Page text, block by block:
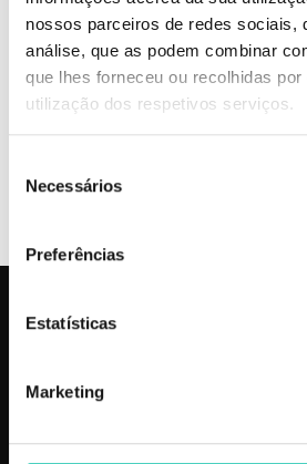
nossos parceiros de redes sociais,
análise, que as podem combinar
que lhes forneceu ou recolhidas
utilização dos respetivos serviços.
Necessários
Preferências
Estatísticas
Marketing
OPINIÕES
sua visualização.
Desta forma, não nos responsabilizamos por
que possam surgir.
Comprar Verniz POB POB MELHOR PREÇO |
PRODUTOS
Barbearia